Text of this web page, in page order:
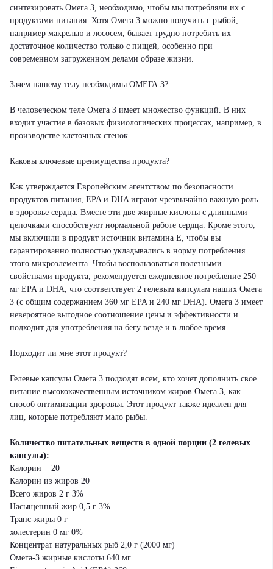
синтезировать Омега 3, необходимо, чтобы мы потребляли их с
продуктами питания. Хотя Омега 3 можно получить с рыбой,
например макрелью и лососем, бывает трудно потребить их
достаточное количество только с пищей, особенно при
современном загруженном делами образе жизни.
Зачем нашему телу необходимы ОМЕГА 3?
В человеческом теле Омега 3 имеет множество функций. В них
входит участие в базовых физиологических процессах, например, в
производстве клеточных стенок.
Каковы ключевые преимущества продукта?
Как утверждается Европейским агентством по безопасности
продуктов питания, EPA и DHA играют чрезвычайно важную роль
в здоровье сердца. Вместе эти две жирные кислоты с длинными
цепочками способствуют нормальной работе сердца. Кроме этого,
мы включили в продукт источник витамина E, чтобы вы
гарантированно полностью укладывались в норму потребления
этого микроэлемента. Чтобы воспользоваться полезными
свойствами продукта, рекомендуется ежедневное потребление 250
мг EPA и DHA, что соответствует 2 гелевым капсулам наших Омега
3 (с общим содержанием 360 мг EPA и 240 мг DHA). Омега 3 имеет
невероятное выгодное соотношение цены и эффективности и
подходит для употребления на бегу везде и в любое время.
Подходит ли мне этот продукт?
Гелевые капсулы Омега 3 подходят всем, кто хочет дополнить свое
питание высококачественным источником жиров Омега 3, как
способ оптимизации здоровья. Этот продукт также идеален для
лиц, которые потребляют мало рыбы.
Количество питательных веществ в одной порции (2 гелевых
капсулы):
Калории 20
Калории из жиров 20
Всего жиров 2 г 3%
Насыщенный жир 0,5 г 3%
Транс-жиры 0 г
холестерин 0 мг 0%
Концентрат натуральных рыб 2,0 г (2000 мг)
Омега-3 жирные кислоты 640 мг